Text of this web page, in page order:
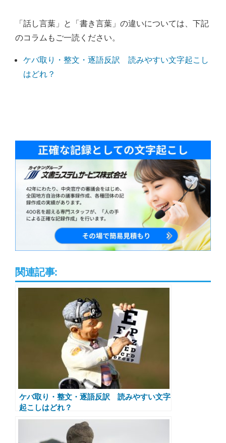
「話し言葉」と「書き言葉」の違いについては、下記
のコラムもご一読ください。
ケバ取り・整文・逐語反訳 読みやすい文字起こし
はどれ？
関連記事:
ケバ取り・整文・逐語反訳 読みやすい文字
起こしはどれ？